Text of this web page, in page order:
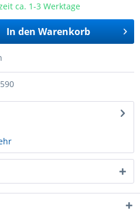
ca. 1-3 Werktage
In den Warenkorb